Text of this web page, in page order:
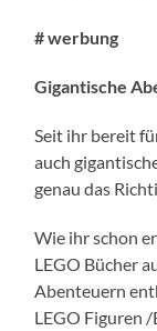
# werbung
Gigantische
Seit ihr bereit
auch
genau das
Wie ihr schon
LEGO Bücher
Abenteuern
LEGO Figuren